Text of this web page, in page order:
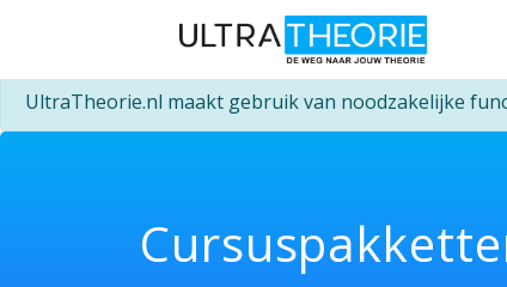
UltraTheorie.nl maakt gebruik van noodzakelijke